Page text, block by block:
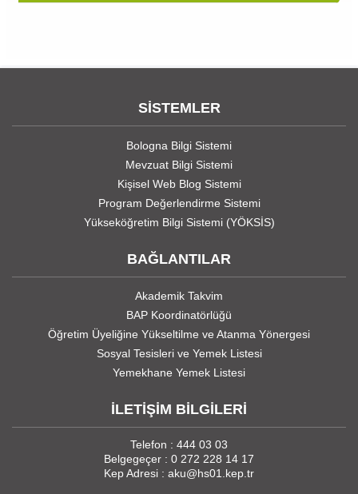
SİSTEMLER
Bologna Bilgi Sistemi
Mevzuat Bilgi Sistemi
Kişisel Web Blog Sistemi
Program Değerlendirme Sistemi
Yükseköğretim Bilgi Sistemi (YÖKSİS)
BAĞLANTILAR
Akademik Takvim
BAP Koordinatörlüğü
Öğretim Üyeliğine Yükseltilme ve Atanma Yönergesi
Sosyal Tesisleri ve Yemek Listesi
Yemekhane Yemek Listesi
İLETİŞİM BİLGİLERİ
Telefon : 444 03 03
Belgegeçer : 0 272 228 14 17
Kep Adresi : aku@hs01.kep.tr